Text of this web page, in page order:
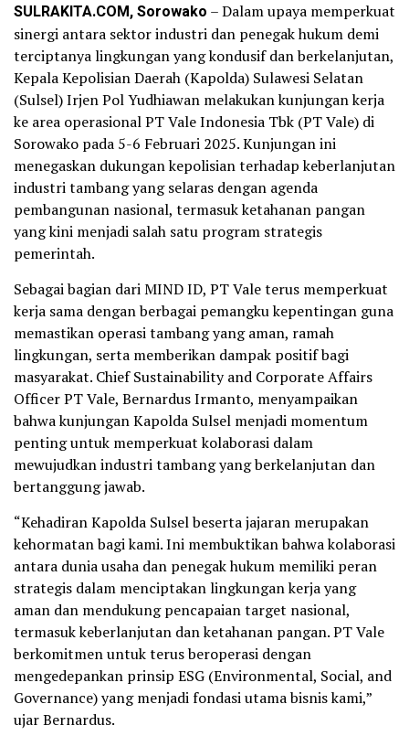
SULRAKITA.COM, Sorowako – Dalam upaya memperkuat
sinergi antara sektor industri dan penegak hukum demi
terciptanya lingkungan yang kondusif dan berkelanjutan,
Kepala Kepolisian Daerah (Kapolda) Sulawesi Selatan
(Sulsel) Irjen Pol Yudhiawan melakukan kunjungan kerja
ke area operasional PT Vale Indonesia Tbk (PT Vale) di
Sorowako pada 5-6 Februari 2025. Kunjungan ini
menegaskan dukungan kepolisian terhadap keberlanjutan
industri tambang yang selaras dengan agenda
pembangunan nasional, termasuk ketahanan pangan
yang kini menjadi salah satu program strategis
pemerintah.
Sebagai bagian dari MIND ID, PT Vale terus memperkuat
kerja sama dengan berbagai pemangku kepentingan guna
memastikan operasi tambang yang aman, ramah
lingkungan, serta memberikan dampak positif bagi
masyarakat. Chief Sustainability and Corporate Affairs
Officer PT Vale, Bernardus Irmanto, menyampaikan
bahwa kunjungan Kapolda Sulsel menjadi momentum
penting untuk memperkuat kolaborasi dalam
mewujudkan industri tambang yang berkelanjutan dan
bertanggung jawab.
“Kehadiran Kapolda Sulsel beserta jajaran merupakan
kehormatan bagi kami. Ini membuktikan bahwa kolaborasi
antara dunia usaha dan penegak hukum memiliki peran
strategis dalam menciptakan lingkungan kerja yang
aman dan mendukung pencapaian target nasional,
termasuk keberlanjutan dan ketahanan pangan. PT Vale
berkomitmen untuk terus beroperasi dengan
mengedepankan prinsip ESG (Environmental, Social, and
Governance) yang menjadi fondasi utama bisnis kami,”
ujar Bernardus.